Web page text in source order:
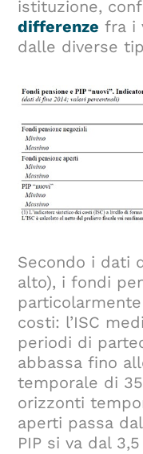
istituzione,
differenze fra i
dalle diverse
Secondo i dati
alto), i fondi
costi: l’ISC
periodi di
abbassa fino
temporale di
orizzonti
aperti passa dal
PIP si va dal 3,5